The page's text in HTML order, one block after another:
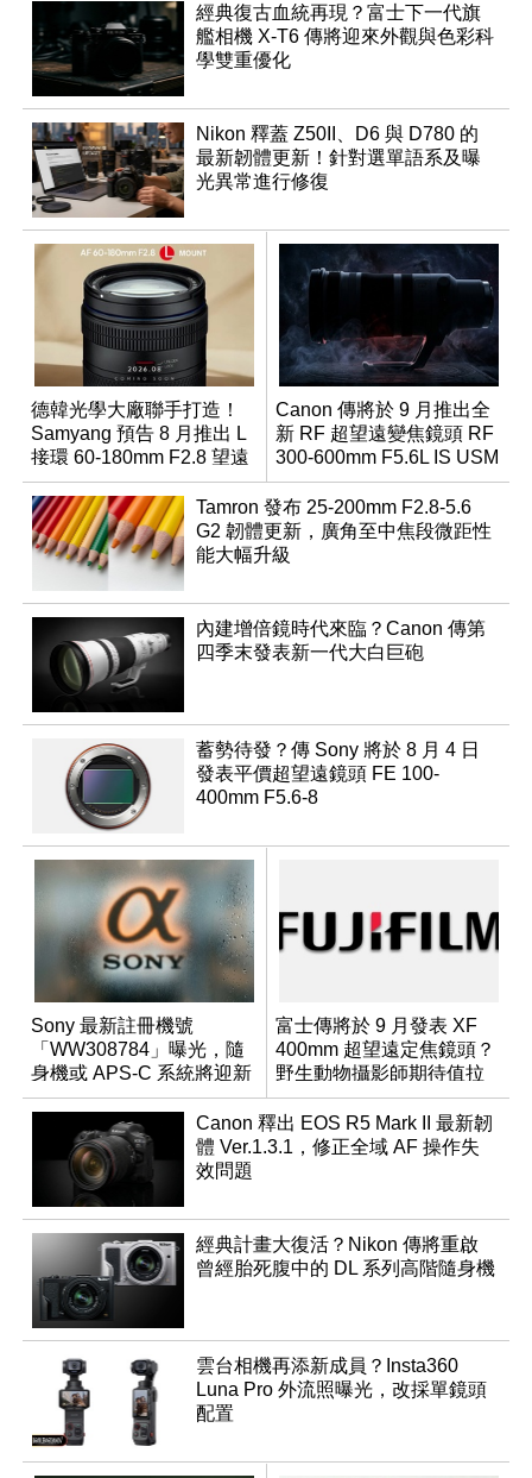
經典復古血統再現？富士下一代旗
艦相機 X-T6 傳將迎來外觀與色彩科
學雙重優化
Nikon 釋蓋 Z50II、D6 與 D780 的
最新韌體更新！針對選單語系及曝
光異常進行修復
德韓光學大廠聯手打造！
Samyang 預告 8 月推出 L
接環 60-180mm F2.8 望遠
變焦鏡
Canon 傳將於 9 月推出全
新 RF 超望遠變焦鏡頭 RF
300-600mm F5.6L IS USM
Tamron 發布 25-200mm F2.8-5.6
G2 韌體更新，廣角至中焦段微距性
能大幅升級
內建增倍鏡時代來臨？Canon 傳第
四季末發表新一代大白巨砲
蓄勢待發？傳 Sony 將於 8 月 4 日
發表平價超望遠鏡頭 FE 100-
400mm F5.6-8
Sony 最新註冊機號
「WW308784」曝光，隨
身機或 APS-C 系統將迎新
成員？
富士傳將於 9 月發表 XF
400mm 超望遠定焦鏡頭？
野生動物攝影師期待值拉
滿
Canon 釋出 EOS R5 Mark II 最新韌
體 Ver.1.3.1，修正全域 AF 操作失
效問題
經典計畫大復活？Nikon 傳將重啟
曾經胎死腹中的 DL 系列高階隨身機
雲台相機再添新成員？Insta360
Luna Pro 外流照曝光，改採單鏡頭
配置